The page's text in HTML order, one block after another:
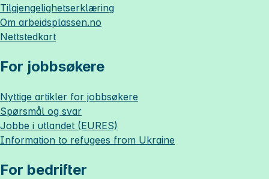
Tilgjengelighetserklæring
Om arbeidsplassen.no
Nettstedkart
For jobbsøkere
Nyttige artikler for jobbsøkere
Spørsmål og svar
Jobbe i utlandet (EURES)
Information to refugees from Ukraine
For bedrifter